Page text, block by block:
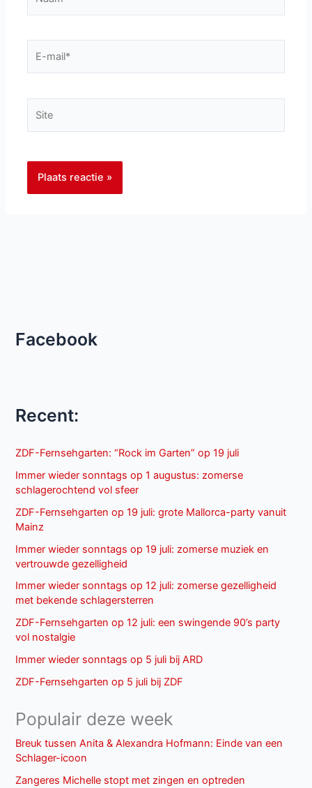
Facebook
Recent:
ZDF-Fernsehgarten: “Rock im Garten” op 19 juli
Immer wieder sonntags op 1 augustus: zomerse
schlagerochtend vol sfeer
ZDF-Fernsehgarten op 19 juli: grote Mallorca-party vanuit
Mainz
Immer wieder sonntags op 19 juli: zomerse muziek en
vertrouwde gezelligheid
Immer wieder sonntags op 12 juli: zomerse gezelligheid
met bekende schlagersterren
ZDF-Fernsehgarten op 12 juli: een swingende 90’s party
vol nostalgie
Immer wieder sonntags op 5 juli bij ARD
ZDF-Fernsehgarten op 5 juli bij ZDF
Populair deze week
Breuk tussen Anita & Alexandra Hofmann: Einde van een
Schlager-icoon
Zangeres Michelle stopt met zingen en optreden